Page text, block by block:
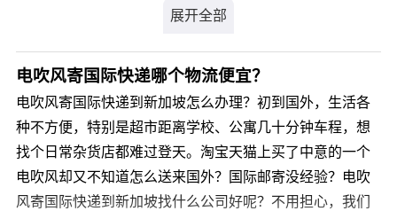
减轻重量、压缩体积，真正的省运费！
费，无偏远，退回免费
物品顺利寄到国外。如果您对于国际快递寄电饭煲到澳大
利亚的价格有所疑问，
您可以登录我们官方网站 详细咨询，我司会有专业客服为
您解答，解决您国际快递寄电饭煲到澳大利亚的疑虑。
电吹风寄国际快递哪个物流便宜？
电吹风寄国际快递到新加坡怎么办理？初到国外，生活各
种不方便，特别是超市距离学校、公寓几十分钟车程，想
找个日常杂货店都难过登天。淘宝天猫上买了中意的一个
电吹风却又不知道怎么送来国外？国际邮寄没经验？电吹
风寄国际快递到新加坡找什么公司好呢？不用担心，我们